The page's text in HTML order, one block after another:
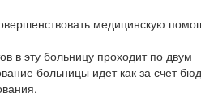
медицинскую
в эту больницу проходит по двум
больницы идет как за счет